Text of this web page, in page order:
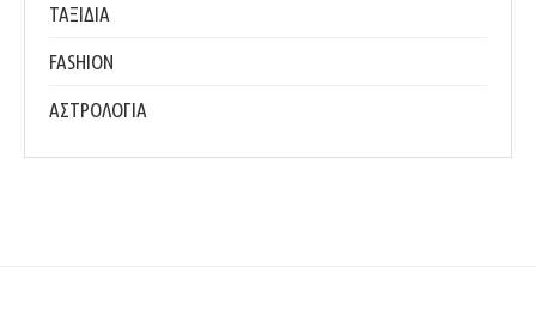
ΤΑΞΙΔΙΑ
FASHION
ΑΣΤΡΟΛΟΓΙΑ